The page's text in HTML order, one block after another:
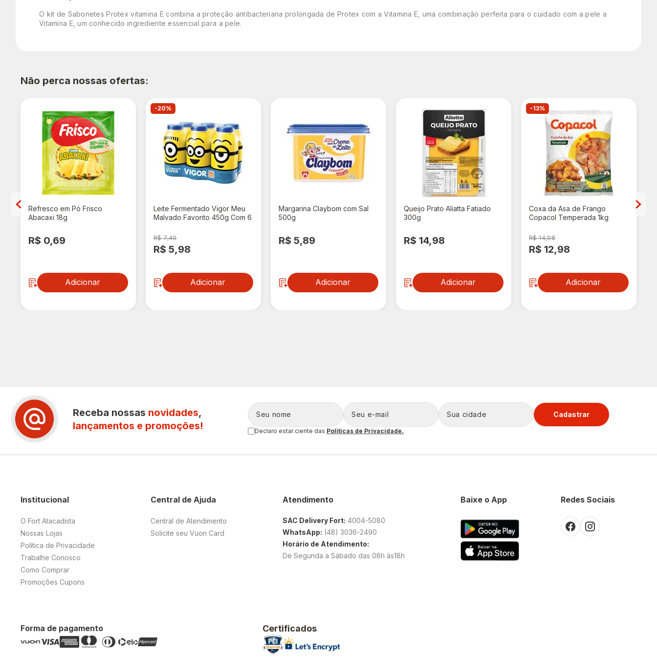
O kit de Sabonetes Protex vitamina E combina a proteção antibacteriana prolongada de Protex com a Vitamina E, uma combinação perfeita para o cuidado com a pele a
Vitamina E, um conhecido ingrediente essencial para a pele.
Não perca nossas ofertas:
Refresco em Pó Frisco
Abacaxi 18g
R$ 0,69
Adicionar
-20%
Leite Fermentado Vigor Meu
Malvado Favorito 450g Com 6
R$ 7,49
R$ 5,98
Adicionar
Margarina Claybom com Sal
500g
R$ 5,89
Adicionar
Queijo Prato Aliatta Fatiado
300g
R$ 14,98
Adicionar
-13%
Coxa da Asa de Frango
Copacol Temperada 1kg
R$ 14,98
R$ 12,98
Adicionar
Receba nossas novidades,
lançamentos e promoções!
Cadastrar
Declaro estar ciente das Politicas de Privacidade.
Central de Ajuda
Central de Atendimento
Solicite seu Vuon Card
Institucional
O Fort Atacadista
Nossas Lojas
Política de Privacidade
Trabalhe Conosco
Como Comprar
Promoções Cupons
Atendimento
SAC Delivery Fort: 4004-5080
WhatsApp: (48) 3036-2490
Horário de Atendimento:
De Segunda a Sábado das 08h às18h
Redes Sociais
Baixe o App
Forma de pagamento Certificados